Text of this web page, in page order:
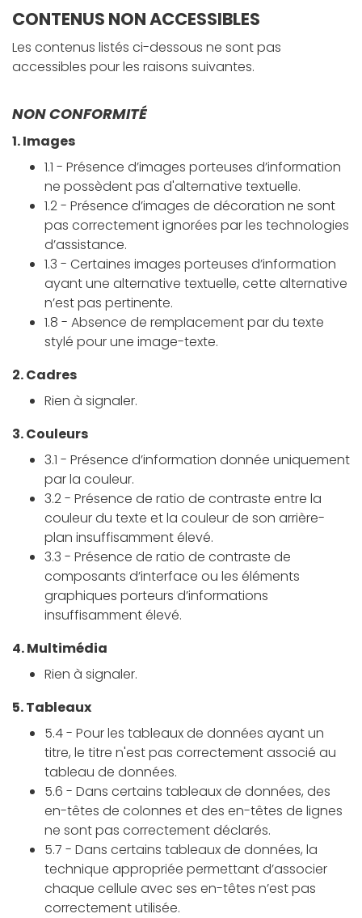
CONTENUS NON ACCESSIBLES
Les contenus listés ci-dessous ne sont pas
accessibles pour les raisons suivantes.
NON CONFORMITÉ
1. Images
1.1 - Présence d’images porteuses d’information
ne possèdent pas d'alternative textuelle.
1.2 - Présence d’images de décoration ne sont
pas correctement ignorées par les technologies
d’assistance.
1.3 - Certaines images porteuses d’information
ayant une alternative textuelle, cette alternative
n’est pas pertinente.
1.8 - Absence de remplacement par du texte
stylé pour une image-texte.
2. Cadres
Rien à signaler.
3. Couleurs
3.1 - Présence d’information donnée uniquement
par la couleur.
3.2 - Présence de ratio de contraste entre la
couleur du texte et la couleur de son arrière-
plan insuffisamment élevé.
3.3 - Présence de ratio de contraste de
composants d’interface ou les éléments
graphiques porteurs d’informations
insuffisamment élevé.
4. Multimédia
Rien à signaler.
5. Tableaux
5.4 - Pour les tableaux de données ayant un
titre, le titre n'est pas correctement associé au
tableau de données.
5.6 - Dans certains tableaux de données, des
en-têtes de colonnes et des en-têtes de lignes
ne sont pas correctement déclarés.
5.7 - Dans certains tableaux de données, la
technique appropriée permettant d’associer
chaque cellule avec ses en-têtes n’est pas
correctement utilisée.